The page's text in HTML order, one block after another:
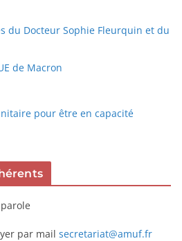
du Docteur Sophie Fleurquin et du
de Macron
pour être en capacité
par mail secretariat@amuf.fr